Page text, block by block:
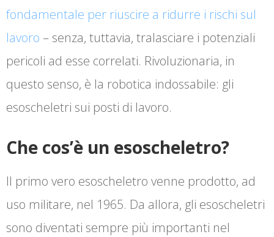
fondamentale per riuscire a ridurre i rischi sul
lavoro – senza, tuttavia, tralasciare i potenziali
pericoli ad esse correlati. Rivoluzionaria, in
questo senso, è la robotica indossabile: gli
esoscheletri sui posti di lavoro.
Che cos’è un esoscheletro?
Il primo vero esoscheletro venne prodotto, ad
uso militare, nel 1965. Da allora, gli esoscheletri
sono diventati sempre più importanti nel